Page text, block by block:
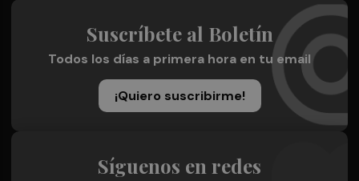
Suscríbete al Boletín
Todos los días a primera hora en tu email
¡Quiero suscribirme!
Síguenos en redes